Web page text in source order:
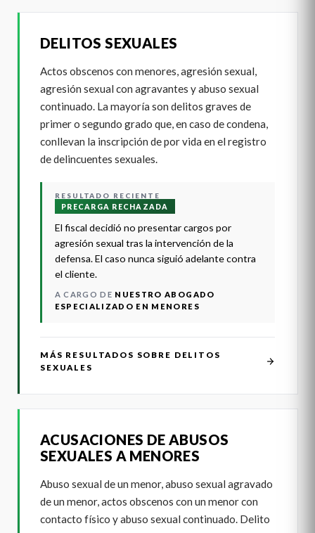
DELITOS SEXUALES
Actos obscenos con menores, agresión sexual,
agresión sexual con agravantes y abuso sexual
continuado. La mayoría son delitos graves de
primer o segundo grado que, en caso de condena,
conllevan la inscripción de por vida en el registro
de delincuentes sexuales.
RESULTADO RECIENTE
PRECARGA RECHAZADA
El fiscal decidió no presentar cargos por
agresión sexual tras la intervención de la
defensa. El caso nunca siguió adelante contra
el cliente.
A CARGO DE NUESTRO ABOGADO
ESPECIALIZADO EN MENORES
MÁS RESULTADOS SOBRE DELITOS
SEXUALES
ACUSACIONES DE ABUSOS
SEXUALES A MENORES
Abuso sexual de un menor, abuso sexual agravado
de un menor, actos obscenos con un menor con
contacto físico y abuso sexual continuado. Delito